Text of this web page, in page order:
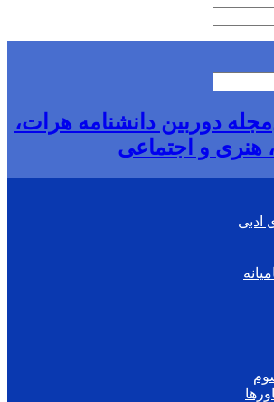
مجله دوربین دانشنامه هرات،
هنری و اجتماعی
ادبی